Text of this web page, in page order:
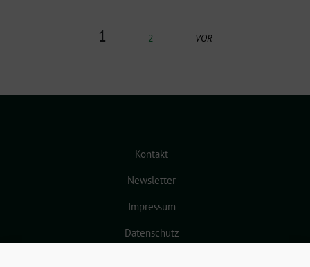
1 2 VOR
Kontakt
Newsletter
Impressum
Datenschutz